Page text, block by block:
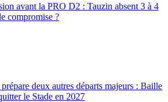
avant la PRO D2 : Tauzin absent 3 à 4
compromise ?
deux autres départs majeurs : Baille
le Stade en 2027